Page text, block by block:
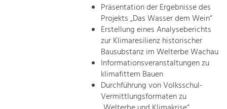
Präsentation der Ergebnisse des
Projekts „Das Wasser dem Wein“
Erstellung eines Analyseberichts
zur Klimaresilienz historischer
Bausubstanz im Welterbe Wachau
Informationsveranstaltungen zu
klimafittem Bauen
Durchführung von Volksschul-
Vermittlungsformaten zu